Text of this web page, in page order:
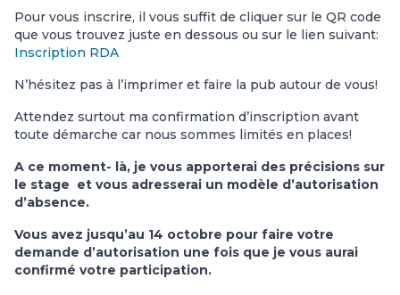
Pour vous inscrire, il vous suffit de cliquer sur le QR code
que vous trouvez juste en dessous ou sur le lien suivant:
Inscription RDA
N’hésitez pas à l’imprimer et faire la pub autour de vous!
Attendez surtout ma confirmation d’inscription avant
toute démarche car nous sommes limités en places!
A ce moment- là, je vous apporterai des précisions sur
le stage et vous adresserai un modèle d’autorisation
d’absence.
Vous avez jusqu’au 14 octobre pour faire votre
demande d’autorisation une fois que je vous aurai
confirmé votre participation.